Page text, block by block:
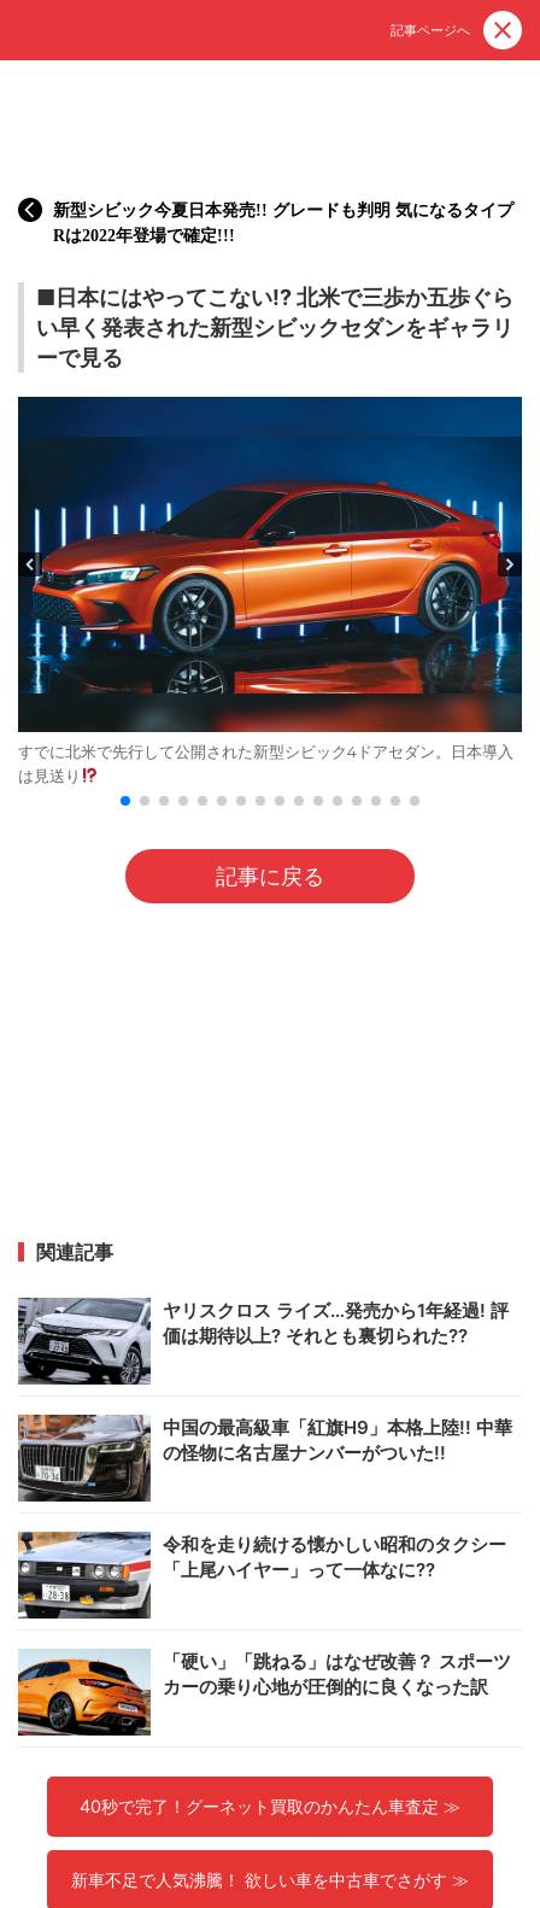
記事ページへ
新型シビック今夏日本発売!! グレードも判明 気になるタイプ
Rは2022年登場で確定!!!
■日本にはやってこない!? 北米で三歩か五歩ぐら
い早く発表された新型シビックセダンをギャラリ
ーで見る
すでに北米で先行して公開された新型シビック4ドアセダン。日本導入
は見送り
記事に戻る
関連記事
ヤリスクロス ライズ…発売から1年経過! 評
価は期待以上? それとも裏切られた??
中国の最高級車「紅旗H9」本格上陸!! 中華
の怪物に名古屋ナンバーがついた!!
令和を走り続ける懐かしい昭和のタクシー
「上尾ハイヤー」って一体なに??
「硬い」「跳ねる」はなぜ改善？ スポーツ
カーの乗り心地が圧倒的に良くなった訳
40秒で完了！グーネット買取のかんたん車査定 ≫
新車不足で人気沸騰！ 欲しい車を中古車でさがす ≫